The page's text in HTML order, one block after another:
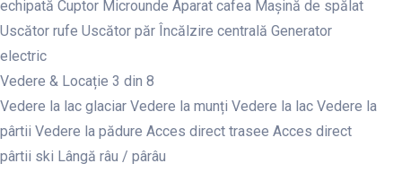
echipată Cuptor Microunde Aparat cafea Mașină de spălat
Uscător rufe Uscător păr Încălzire centrală Generator
electric
Vedere & Locație 3 din 8
Vedere la lac glaciar Vedere la munți Vedere la lac Vedere la
pârtii Vedere la pădure Acces direct trasee Acces direct
pârtii ski Lângă râu / pârâu